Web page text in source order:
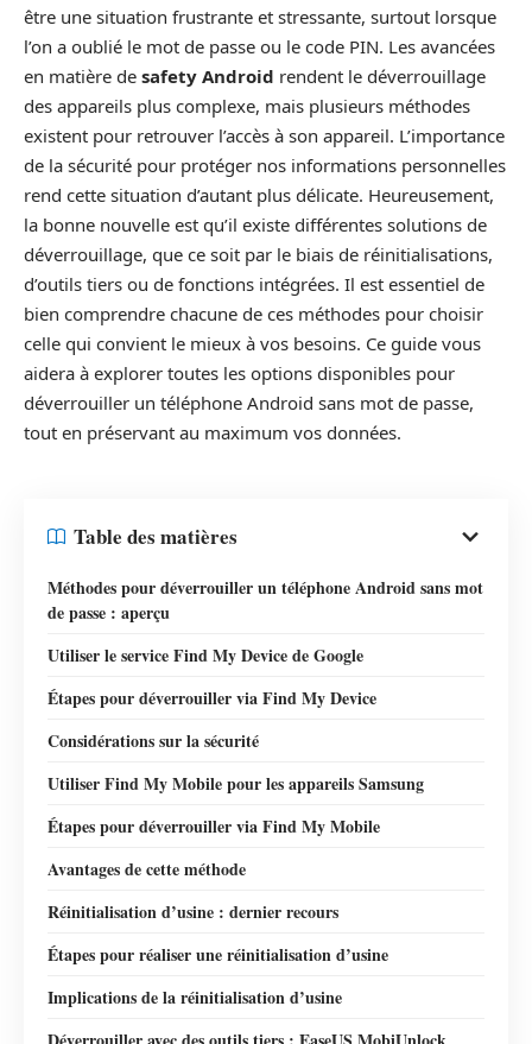
être une situation frustrante et stressante, surtout lorsque
l’on a oublié le mot de passe ou le code PIN. Les avancées
en matière de safety Android rendent le déverrouillage
des appareils plus complexe, mais plusieurs méthodes
existent pour retrouver l’accès à son appareil. L’importance
de la sécurité pour protéger nos informations personnelles
rend cette situation d’autant plus délicate. Heureusement,
la bonne nouvelle est qu’il existe différentes solutions de
déverrouillage, que ce soit par le biais de réinitialisations,
d’outils tiers ou de fonctions intégrées. Il est essentiel de
bien comprendre chacune de ces méthodes pour choisir
celle qui convient le mieux à vos besoins. Ce guide vous
aidera à explorer toutes les options disponibles pour
déverrouiller un téléphone Android sans mot de passe,
tout en préservant au maximum vos données.
Table des matières
Méthodes pour déverrouiller un téléphone Android sans mot
de passe : aperçu
Utiliser le service Find My Device de Google
Étapes pour déverrouiller via Find My Device
Considérations sur la sécurité
Utiliser Find My Mobile pour les appareils Samsung
Étapes pour déverrouiller via Find My Mobile
Avantages de cette méthode
Réinitialisation d’usine : dernier recours
Étapes pour réaliser une réinitialisation d’usine
Implications de la réinitialisation d’usine